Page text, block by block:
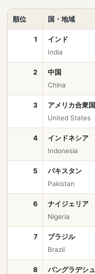
順位 国・地域
1
インド
India
2
中国
China
3
アメリカ合衆国
United States
4
インドネシア
Indonesia
5
パキスタン
Pakistan
6
ナイジェリア
Nigeria
7
ブラジル
Brazil
8
バングラデシュ